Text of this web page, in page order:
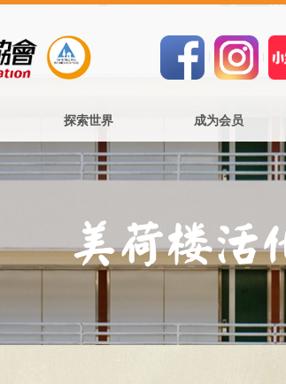
探索世界 成为会员